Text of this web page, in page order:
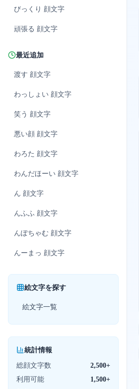
びっくり 顔文字
頑張る 顔文字
最近追加
渡す 顔文字
わっしょい 顔文字
笑う 顔文字
悪い顔 顔文字
わろた 顔文字
わんだほーい 顔文字
ん 顔文字
んふふ 顔文字
んぽちゃむ 顔文字
んーまっ 顔文字
絵文字を探す
絵文字一覧
統計情報
総顔文字数
2,500+
利用可能
1,500+